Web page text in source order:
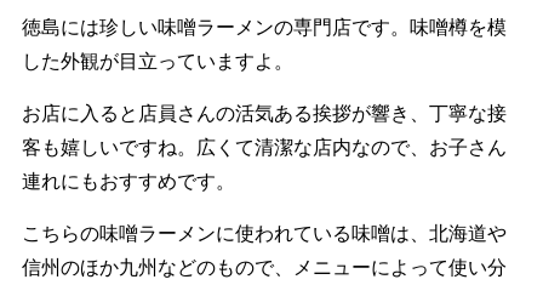
徳島には珍しい味噌ラーメンの専門店です。味噌樽を模
した外観が目立っていますよ。
お店に入ると店員さんの活気ある挨拶が響き、丁寧な接
客も嬉しいですね。広くて清潔な店内なので、お子さん
連れにもおすすめです。
こちらの味噌ラーメンに使われている味噌は、北海道や
信州のほか九州などのもので、メニューによって使い分